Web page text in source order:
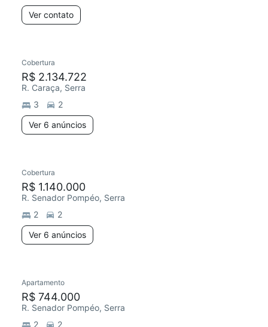
Ver contato
Cobertura
R$ 2.134.722
R. Caraça, Serra
3
2
Ver 6 anúncios
Cobertura
R$ 1.140.000
R. Senador Pompéo, Serra
2
2
Ver 6 anúncios
Apartamento
R$ 744.000
R. Senador Pompéo, Serra
2
2